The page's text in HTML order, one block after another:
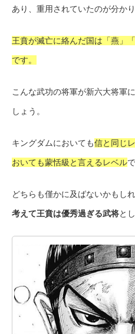
あり、重用されていたのが分かり
王賁が滅亡に絡んだ国は「燕」
です。
こんな武功の将軍が新六大将軍
しょう。
キングダムにおいても信と同じ
おいても蒙恬級と言えるレベル
どちらも僅かに及ばないかもし
考えて王賁は優秀過ぎる武将と